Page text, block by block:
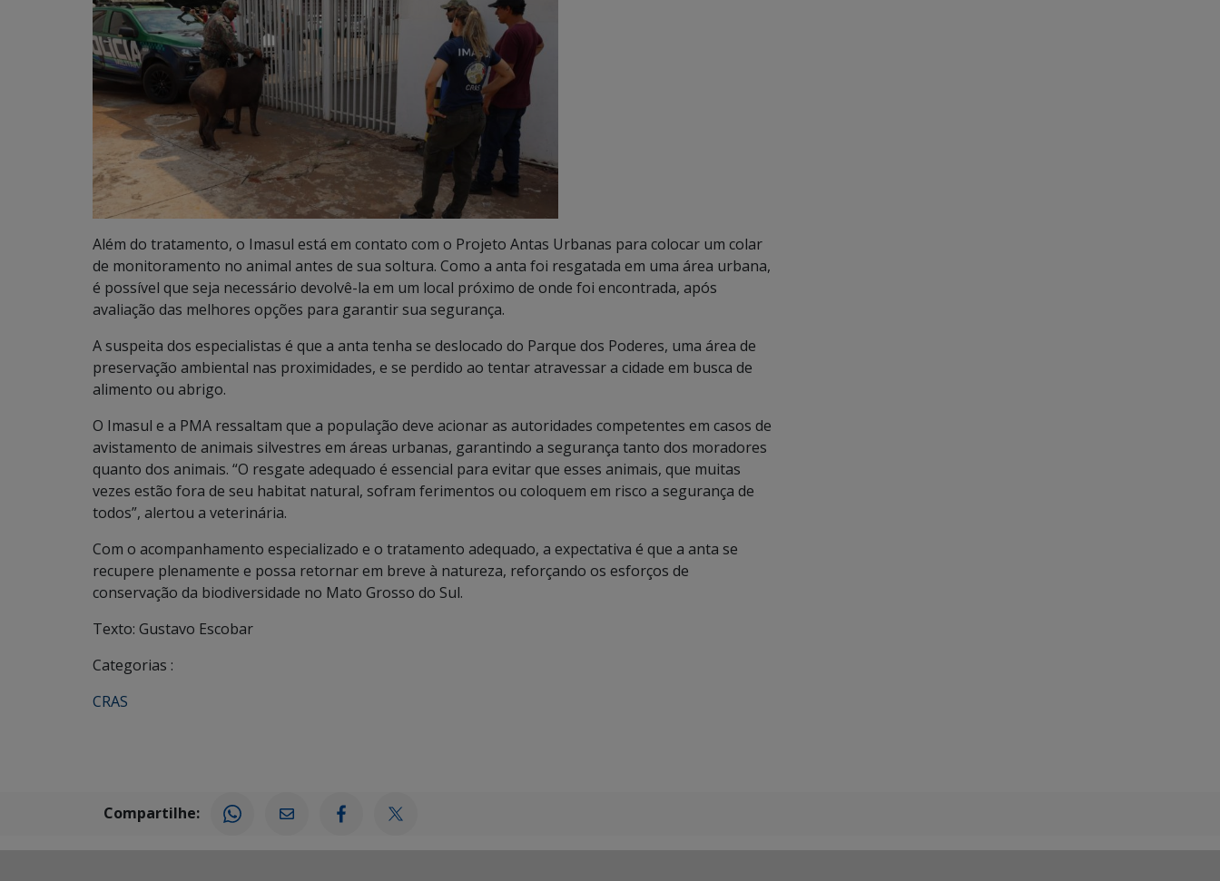
Além do tratamento, o Imasul está em contato com o Projeto Antas Urbanas para colocar um colar
de monitoramento no animal antes de sua soltura. Como a anta foi resgatada em uma área urbana,
é possível que seja necessário devolvê-la em um local próximo de onde foi encontrada, após
avaliação das melhores opções para garantir sua segurança.
A suspeita dos especialistas é que a anta tenha se deslocado do Parque dos Poderes, uma área de
preservação ambiental nas proximidades, e se perdido ao tentar atravessar a cidade em busca de
alimento ou abrigo.
O Imasul e a PMA ressaltam que a população deve acionar as autoridades competentes em casos de
avistamento de animais silvestres em áreas urbanas, garantindo a segurança tanto dos moradores
quanto dos animais. “O resgate adequado é essencial para evitar que esses animais, que muitas
vezes estão fora de seu habitat natural, sofram ferimentos ou coloquem em risco a segurança de
todos”, alertou a veterinária.
Com o acompanhamento especializado e o tratamento adequado, a expectativa é que a anta se
recupere plenamente e possa retornar em breve à natureza, reforçando os esforços de
conservação da biodiversidade no Mato Grosso do Sul.
Texto: Gustavo Escobar
Categorias :
CRAS
Compartilhe: